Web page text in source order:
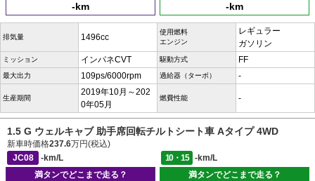
-km -km
排気量 1496cc
使用燃料
エンジン
レギュラー
ガソリン
ミッション インパネCVT 駆動方式 FF
最大出力 109ps/6000rpm 過給器（ターボ） -
生産期間
2019年10月～202
0年05月
燃費性能 -
1.5 G ウェルキャブ 助手席回転チルトシート車 Aタイプ 4WD
新車時価格237.6万円(税込)
JC08
-km/L 10・15
-km/L
満タンでどこまで走る？
満タンでどこまで走る？